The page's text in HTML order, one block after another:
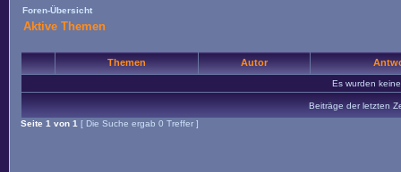
Foren-Übersicht
Aktive Themen
Themen Autor
Es wurden
Beiträge der letzten
Seite 1 von 1 [ Die Suche ergab 0 Treffer ]